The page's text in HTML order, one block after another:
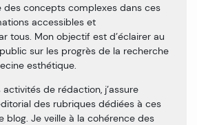
concepts complexes dans ces
accessibles et
tous. Mon objectif est d’éclairer au
sur les progrès de la recherche
esthétique.
de rédaction, j’assure
des rubriques dédiées à ces
blog. Je veille à la cohérence des